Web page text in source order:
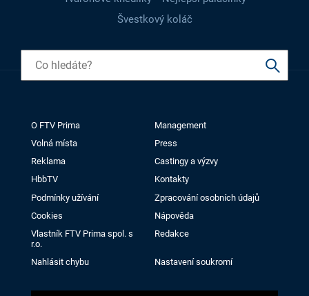
Švestkový koláč
O FTV Prima
Management
Volná místa
Press
Reklama
Castingy a výzvy
HbbTV
Kontakty
Podmínky užívání
Zpracování osobních údajů
Cookies
Nápověda
Vlastník FTV Prima spol. s
r.o.
Redakce
Nahlásit chybu Nastavení soukromí